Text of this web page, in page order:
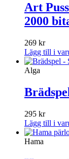
Art
2000
269 kr
Lägg till i
Alga
295 kr
Lägg till i
Hama